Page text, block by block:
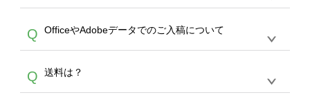
ます。 【付与ポイント】購入金額の1％が1ポ
イントとして付与され、次回ご注文時に1ポイ
ント＝1円としてお使いいただけます。ポイン
トは発送完了の翌日に付与され、次回ご注文時
からご利用頂けます。ポイントの有効期限は一
年間です。【会員ランク】過去10カ月のご注
文回数により会員ランク割引(最大5%)が適用
A
意点（前処理剤）】カラー生地（Tシャツのホ
ワイト、トートバッグのナチュラル、ホワイト
といって、プリントを定着させるための処理剤
を塗布しており、短納期・低価格で商品をお届
Q OfficeやAdobeデータでのご入稿について
A
ません。いずれのデータも該当デザインのみ画
像(JPEG,PNG,GIF,PDF)に変換、またはAdobe
Q 送料は？